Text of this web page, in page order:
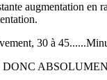
augmentation
30 à